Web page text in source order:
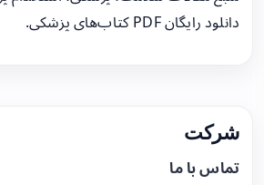
دانلود رایگان PDF کتاب‌های پزشکی.
شرکت
تماس با ما